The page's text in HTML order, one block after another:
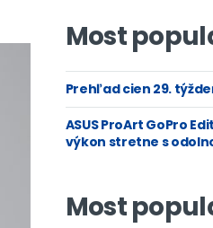
Most
Prehľad cien 29.
ASUS ProArt GoPro
výkon stretne s
Most